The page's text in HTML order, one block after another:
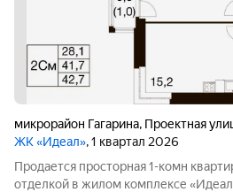
микрорайон Гагарина, Проектная
ЖК «Идеал», 1 квартал 2026
Продается просторная 1-комн
отделкой в жилом комплексе